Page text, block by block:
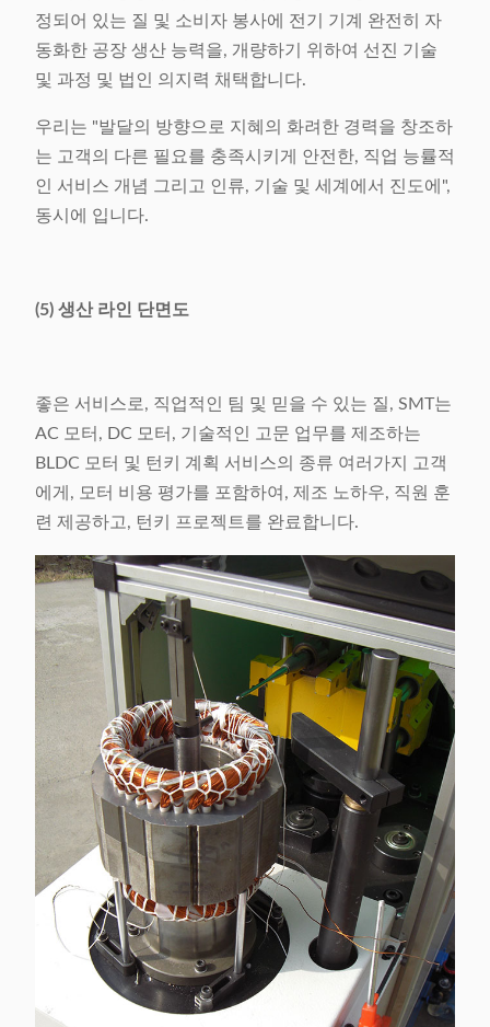
정되어 있는 질 및 소비자 봉사에 전기 기계 완전히 자
동화한 공장 생산 능력을, 개량하기 위하여 선진 기술
및 과정 및 법인 의지력 채택합니다.
우리는 "발달의 방향으로 지혜의 화려한 경력을 창조하
는 고객의 다른 필요를 충족시키게 안전한, 직업 능률적
인 서비스 개념 그리고 인류, 기술 및 세계에서 진도에",
동시에 입니다.
(5) 생산 라인 단면도
좋은 서비스로, 직업적인 팀 및 믿을 수 있는 질, SMT는
AC 모터, DC 모터, 기술적인 고문 업무를 제조하는
BLDC 모터 및 턴키 계획 서비스의 종류 여러가지 고객
에게, 모터 비용 평가를 포함하여, 제조 노하우, 직원 훈
련 제공하고, 턴키 프로젝트를 완료합니다.